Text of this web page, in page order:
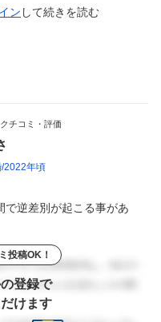
ン して続きを読む
チコミ・評価
2022年頃
で逆差別が起こる事があ
投稿OK！
登録で
けます